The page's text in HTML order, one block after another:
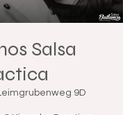
Salsa
9D